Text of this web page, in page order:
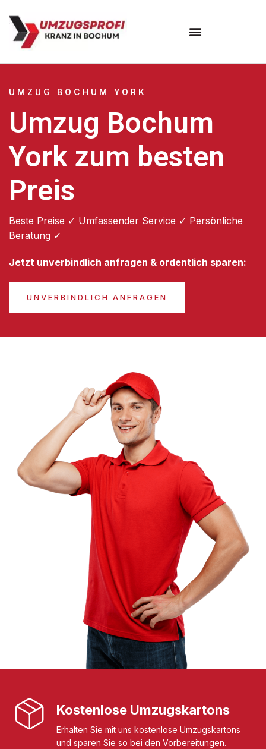
UMZUG BOCHUM YORK
Umzug Bochum
York zum besten
Preis
Beste Preise ✓ Umfassender Service ✓ Persönliche
Beratung ✓
Jetzt unverbindlich anfragen & ordentlich sparen:
UNVERBINDLICH ANFRAGEN
Kostenlose Umzugskartons
Erhalten Sie mit uns kostenlose Umzugskartons
und sparen Sie so bei den Vorbereitungen.